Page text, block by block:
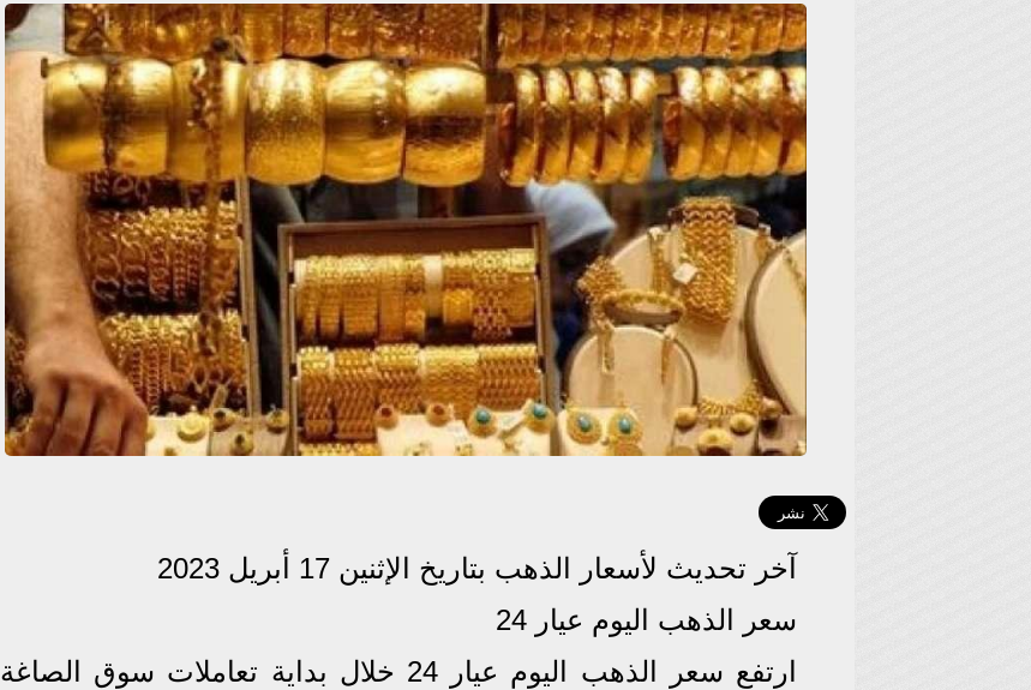
آخر تحديث لأسعار الذهب بتاريخ الإثنين 17 أبريل 2023
سعر الذهب اليوم عيار 24
ارتفع سعر الذهب اليوم عيار 24 خلال بداية تعاملات سوق الصاغة